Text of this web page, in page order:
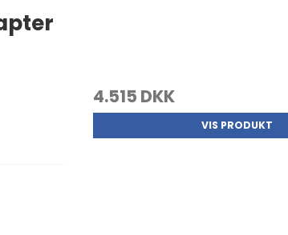
4.515 DKK
VIS PRODUKT